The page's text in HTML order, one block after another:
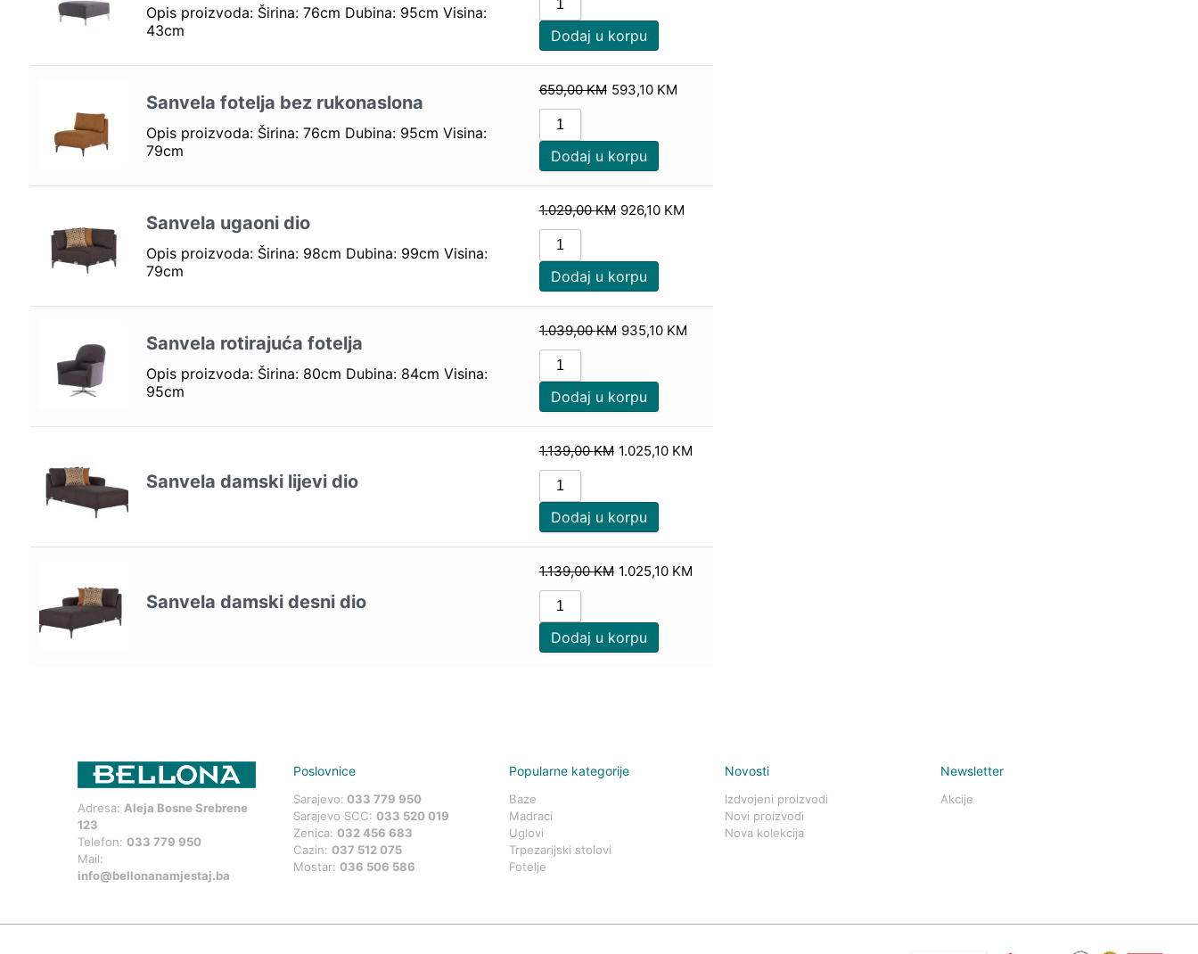
Opis proizvoda: Širina: 76cm Dubina: 95cm Visina:
43cm
Dodaj u korpu
Sanvela fotelja bez rukonaslona
Opis proizvoda: Širina: 76cm Dubina: 95cm Visina:
79cm
659,00KM 593,10 KM
Dodaj u korpu
Sanvela ugaoni dio
Opis proizvoda: Širina: 98cm Dubina: 99cm Visina:
79cm
1.029,00KM 926,10 KM
Dodaj u korpu
Sanvela rotirajuća fotelja
Opis proizvoda: Širina: 80cm Dubina: 84cm Visina:
95cm
1.039,00KM 935,10 KM
Dodaj u korpu
Sanvela damski lijevi dio
1.139,00KM 1.025,10 KM
Dodaj u korpu
Sanvela damski desni dio
1.139,00KM 1.025,10 KM
Dodaj u korpu
Adresa: Aleja Bosne Srebrene
123
Telefon:033 779 950
Mail:
info@bellonanamjestaj.ba
Poslovnice
Sarajevo: 033 779 950
Sarajevo SCC:033 520 019
Zenica:032 456 683
Cazin:037 512 075
Mostar:036 506 586
Popularne kategorije
Baze
Madraci
Uglovi
Trpezarijski stolovi
Fotelje
Novosti
Izdvojeni proizvodi
Novi proizvodi
Nova kolekcija
Newsletter
Akcije